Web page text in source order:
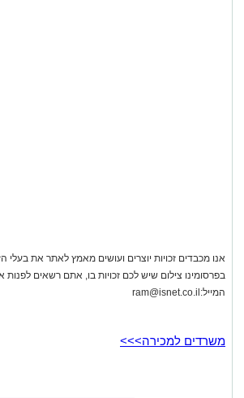
אנו מכבדים זכויות יוצרים ועושים מאמץ לאתר את בעלי
בפרסומינו צילום שיש לכם זכויות בו, אתם רשאים
המייל:ram@isnet.co.il
משרדים למכירה>>>